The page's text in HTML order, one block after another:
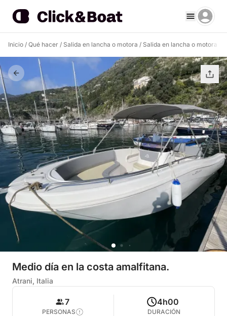
Inicio / Qué hacer / Salida en lancha o motora / Salida en lancha o motora
Medio día en la costa amalfitana.
Atrani, Italia
7
PERSONAS
4h00
DURACIÓN